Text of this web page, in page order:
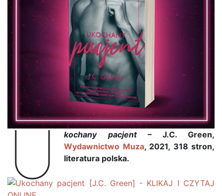
U kochany pacjent– J.C. Green,
Wydawnictwo Muza, 2021, 318 stron,
literatura polska.